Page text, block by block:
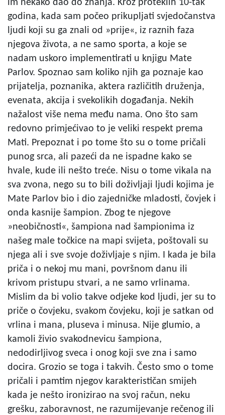
im nekako dao do znanja. Kroz proteklih 10-tak
godina, kada sam počeo prikupljati svjedočanstva
ljudi koji su ga znali od »prije«, iz raznih faza
njegova života, a ne samo sporta, a koje se
nadam uskoro implementirati u knjigu Mate
Parlov. Spoznao sam koliko njih ga poznaje kao
prijatelja, poznanika, aktera različitih druženja,
evenata, akcija i svekolikih događanja. Nekih
nažalost više nema među nama. Ono što sam
redovno primjećivao to je veliki respekt prema
Mati. Prepoznat i po tome što su o tome pričali
punog srca, ali pazeći da ne ispadne kako se
hvale, kude ili nešto treće. Nisu o tome vikala na
sva zvona, nego su to bili doživljaji ljudi kojima je
Mate Parlov bio i dio zajedničke mladosti, čovjek i
onda kasnije šampion. Zbog te njegove
»neobičnosti«, šampiona nad šampionima iz
našeg male točkice na mapi svijeta, poštovali su
njega ali i sve svoje doživljaje s njim. I kada je bila
priča i o nekoj mu mani, površnom danu ili
krivom pristupu stvari, a ne samo vrlinama.
Mislim da bi volio takve odjeke kod ljudi, jer su to
priče o čovjeku, svakom čovjeku, koji je satkan od
vrlina i mana, pluseva i minusa. Nije glumio, a
kamoli živio svakodnevicu šampiona,
nedodirljivog sveca i onog koji sve zna i samo
docira. Grozio se toga i takvih. Često smo o tome
pričali i pamtim njegov karakterističan smijeh
kada je nešto ironizirao na svoj račun, neku
grešku, zaboravnost, ne razumijevanje rečenog ili